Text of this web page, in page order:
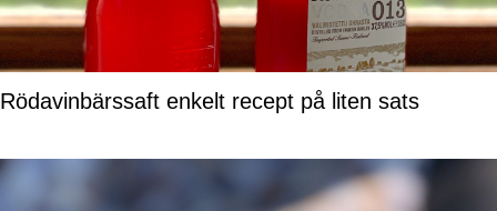
Rödavinbärssaft enkelt recept på liten sats